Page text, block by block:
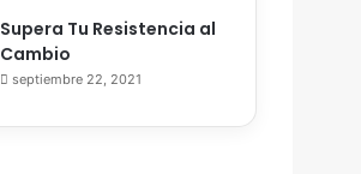
Supera Tu Resistencia al
Cambio
septiembre 22, 2021